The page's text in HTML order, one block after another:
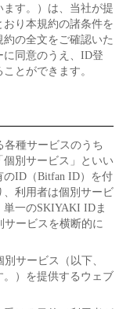
す。）は、当社が提
り本規約の諸条件を
の全文をご確認いた
に同意のうえ、ID登
とができます。
各種サービスのうち
別サービス」といい
のID（Bitfan ID）を付
利用者は個別サービ
一のSKIYAKI IDま
ービスを横断的に
サービス（以下、
）を提供するウェブ